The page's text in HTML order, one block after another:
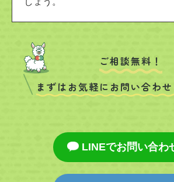
ご相談無料！
まずはお気軽にお問い合わせ
LINEでお問い合わ